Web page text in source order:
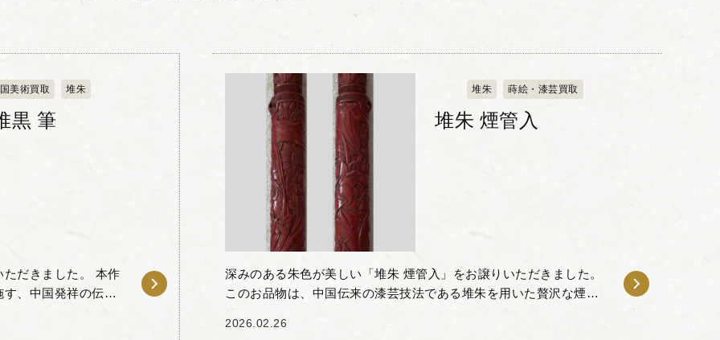
美術買取 堆朱
黒 筆
だきました。 本作
、中国発祥の伝統
堆朱 蒔絵・漆芸買取
堆朱 煙管入
深みのある朱色が美しい「堆朱 煙管入」をお譲りいただきました。
このお品物は、中国伝来の漆芸技法である堆朱を用いた贅沢な煙管
い層を作り、そ...
2026.02.26